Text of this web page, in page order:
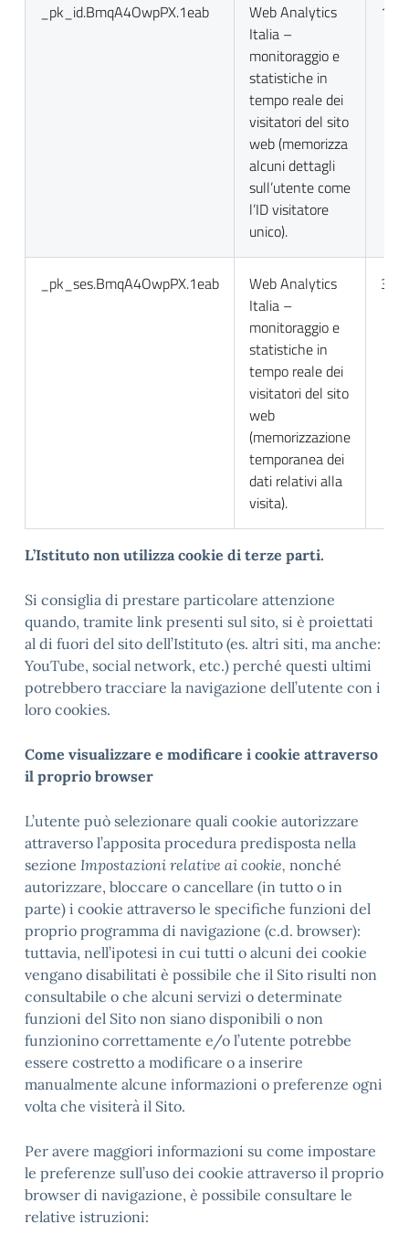
_pk_id.BmqA4OwpPX.1eab
Web Analytics
Italia –
monitoraggio e
statistiche in
tempo reale dei
visitatori del sito
web (memorizza
alcuni dettagli
sull’utente come
l’ID visitatore
unico).
13
_pk_ses.BmqA4OwpPX.1eab
Web Analytics
Italia –
monitoraggio e
statistiche in
tempo reale dei
visitatori del sito
web
(memorizzazione
temporanea dei
dati relativi alla
visita).
30
L’Istituto non utilizza cookie di terze parti.
Si consiglia di prestare particolare attenzione
quando, tramite link presenti sul sito, si è proiettati
al di fuori del sito dell’Istituto (es. altri siti, ma anche:
YouTube, social network, etc.) perché questi ultimi
potrebbero tracciare la navigazione dell’utente con i
loro cookies.
Come visualizzare e modificare i cookie attraverso
il proprio browser
L’utente può selezionare quali cookie autorizzare
attraverso l’apposita procedura predisposta nella
sezione Impostazioni relative ai cookie, nonché
autorizzare, bloccare o cancellare (in tutto o in
parte) i cookie attraverso le specifiche funzioni del
proprio programma di navigazione (c.d. browser):
tuttavia, nell’ipotesi in cui tutti o alcuni dei cookie
vengano disabilitati è possibile che il Sito risulti non
consultabile o che alcuni servizi o determinate
funzioni del Sito non siano disponibili o non
funzionino correttamente e/o l’utente potrebbe
essere costretto a modificare o a inserire
manualmente alcune informazioni o preferenze ogni
volta che visiterà il Sito.
Per avere maggiori informazioni su come impostare
le preferenze sull’uso dei cookie attraverso il proprio
browser di navigazione, è possibile consultare le
relative istruzioni: